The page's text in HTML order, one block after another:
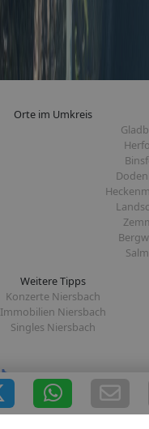
Orte im Umkreis
Weitere Tipps
Konzerte Niersbach
Immobilien Niersbach
Singles Niersbach